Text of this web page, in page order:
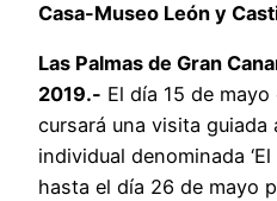
Casa-Museo León y
Las Palmas de Gran
2019.- El día 15 de
cursará una visita guiada
individual denominada
hasta el día 26 de mayo